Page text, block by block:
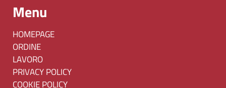
Menu
HOMEPAGE
ORDINE
LAVORO
PRIVACY POLICY
COOKIE POLICY